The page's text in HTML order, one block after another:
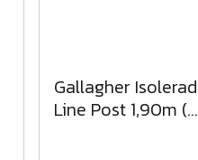
Gallagher Isolerad
Line Post 1,90m (4